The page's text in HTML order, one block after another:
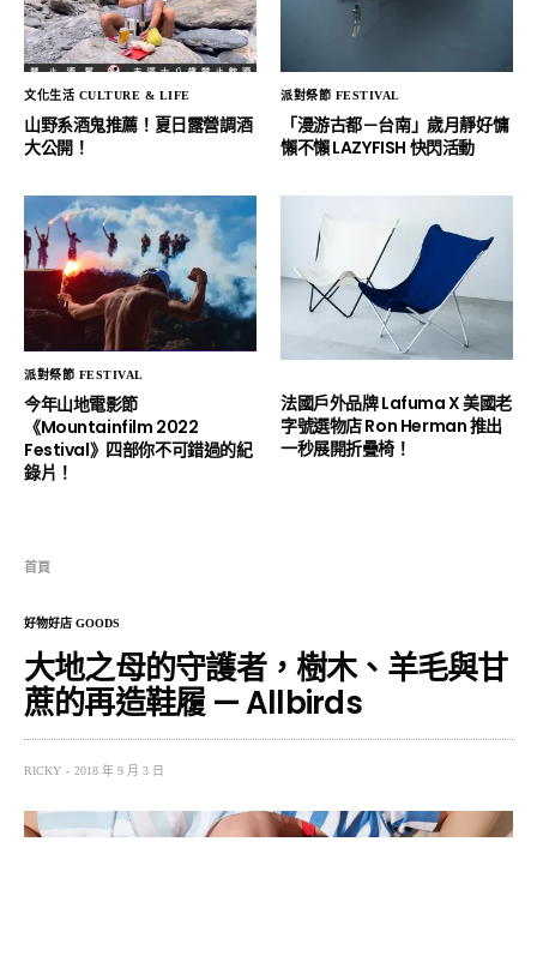
文化生活 CULTURE & LIFE
山野系酒鬼推薦！夏日露營調酒
大公開！
派對祭節 FESTIVAL
「漫游古都－台南」歲月靜好慵
懶不懶 LAZYFISH 快閃活動
派對祭節 FESTIVAL
今年山地電影節
《Mountainfilm 2022
Festival》四部你不可錯過的紀
錄片！
法國戶外品牌 Lafuma X 美國老
字號選物店 Ron Herman 推出
一秒展開折疊椅！
首頁
好物好店 GOODS
大地之母的守護者，樹木、羊毛與甘
蔗的再造鞋履 — Allbirds
RICKY 2018 年 9 月 3 日